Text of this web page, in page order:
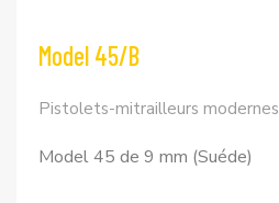
Model 45/B
Pistolets-mitrailleurs modernes
Model 45 de 9 mm (Suéde)